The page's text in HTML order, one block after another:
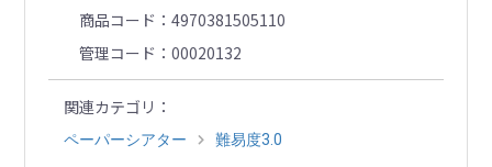
商品コード
4970381505110
管理コード
00020132
関連カテゴリ
ペーパーシアター 難易度3.0